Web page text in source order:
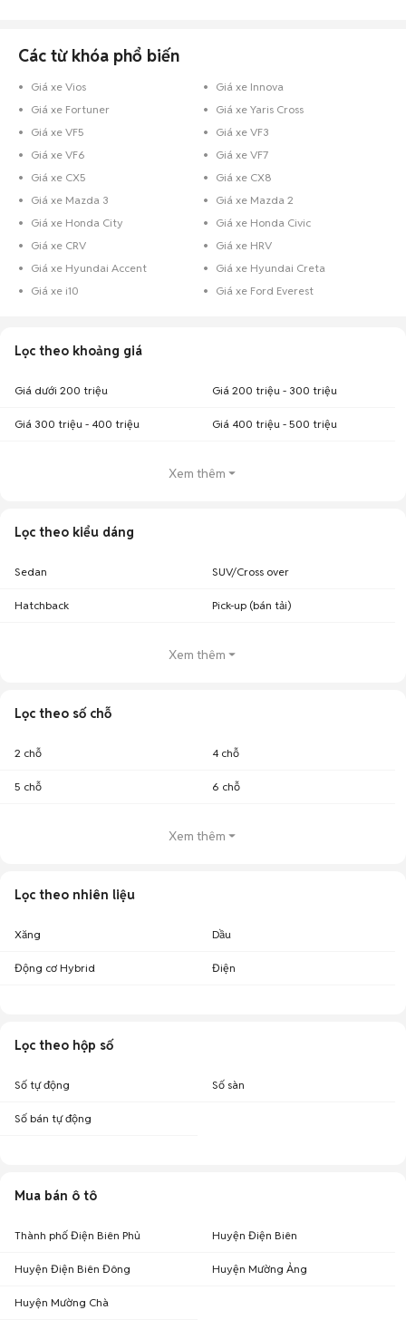
Các từ khóa phổ biến
Giá xe Vios
Giá xe Innova
Giá xe Fortuner
Giá xe Yaris Cross
Giá xe VF5
Giá xe VF3
Giá xe VF6
Giá xe VF7
Giá xe CX5
Giá xe CX8
Giá xe Mazda 3
Giá xe Mazda 2
Giá xe Honda City
Giá xe Honda Civic
Giá xe CRV
Giá xe HRV
Giá xe Hyundai Accent
Giá xe Hyundai Creta
Giá xe i10
Giá xe Ford Everest
Lọc theo khoảng giá
Giá dưới 200 triệu Giá 200 triệu - 300 triệu
Giá 300 triệu - 400 triệu Giá 400 triệu - 500 triệu
Xem thêm
Lọc theo kiểu dáng
Sedan SUV/Cross over
Hatchback Pick-up (bán tải)
Xem thêm
Lọc theo số chỗ
2 chỗ 4 chỗ
5 chỗ 6 chỗ
Xem thêm
Lọc theo nhiên liệu
Xăng Dầu
Động cơ Hybrid Điện
Lọc theo hộp số
Số tự động Số sàn
Số bán tự động
Mua bán ô tô
Thành phố Điện Biên Phủ Huyện Điện Biên
Huyện Điện Biên Đông Huyện Mường Ảng
Huyện Mường Chà